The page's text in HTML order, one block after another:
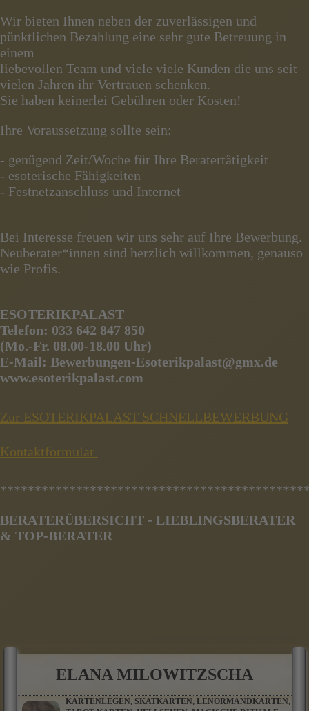
Wir bieten Ihnen neben der zuverlässigen und
pünktlichen Bezahlung eine sehr gute Betreuung in
einem
liebevollen Team und viele viele Kunden die uns seit
vielen Jahren ihr Vertrauen schenken.
Sie haben keinerlei Gebühren oder Kosten!
Ihre Voraussetzung sollte sein:
- genügend Zeit/Woche für Ihre Beratertätigkeit
- esoterische Fähigkeiten
- Festnetzanschluss und Internet
Bei Interesse freuen wir uns sehr auf Ihre Bewerbung.
Neuberater*innen sind herzlich willkommen, genauso
wie Profis.
ESOTERIKPALAST
Telefon: 033 642 847 850
(Mo.-Fr. 08.00-18.00 Uhr)
E-Mail: Bewerbungen-Esoterikpalast@gmx.de
www.esoterikpalast.com
Zur ESOTERIKPALAST SCHNELLBEWERBUNG
Kontaktformular
BERATERÜBERSICHT - LIEBLINGSBERATER
& TOP-BERATER
ELANA MILOWITZSCHA
KARTENLEGEN, SKATKARTEN, LENORMANDKARTEN,